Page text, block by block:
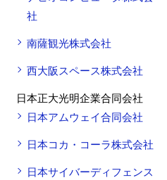
社
南薩観光株式会社
西大阪スペース株式会社
日本正大光明企業合同会社
日本アムウェイ合同会社
日本コカ・コーラ株式会社
日本サイバーディフェンス